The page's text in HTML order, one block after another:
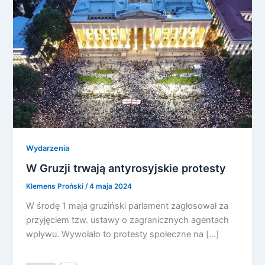
Wydarzenia
W Gruzji trwają antyrosyjskie protesty
Klemens Proński/4 maja 2024
W środę 1 maja gruziński parlament zagłosował za
przyjęciem tzw. ustawy o zagranicznych agentach
wpływu. Wywołało to protesty społeczne na […]